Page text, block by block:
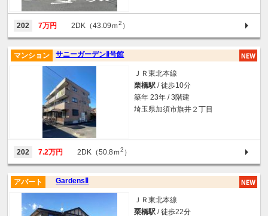
202 7万円 2DK（43.09ｍ2 ）
サニーガーデンⅡ号館
マンション
ＪＲ東北本線
栗橋駅 / 徒歩10分
築年 23年 / 3階建
埼玉県加須市旗井２丁目
202 7.2万円 2DK（50.8ｍ2 ）
GardensⅡ
アパート
ＪＲ東北本線
栗橋駅 / 徒歩22分